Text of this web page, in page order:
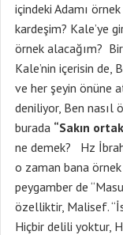
içindeki Adamı
kardeşim? Kale’ye
örnek alacağım?
Kale’nin içerisin de,
ve her şeyin önüne
deniliyor, Ben nasıl
burada “Sakın
ne demek? Hz
o zaman bana
peygamber de
özelliktir, Malisef.
Hiçbir delili yoktur,